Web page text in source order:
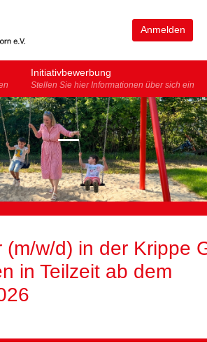
Anmelden
Initiativbewerbung
Stellen Sie hier Informationen über sich ein
(m/w/d) in der Krippe
in Teilzeit ab dem